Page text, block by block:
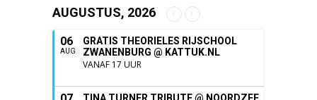
AUGUSTUS, 2026
06
AUG
GRATIS THEORIELES RIJSCHOOL
ZWANENBURG @ KATTUK.NL
VANAF 17 UUR